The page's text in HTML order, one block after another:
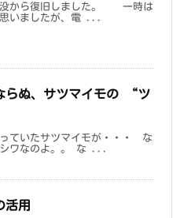
没から復旧しました。 一時は
思いましたが、電 ...
らぬ、サツマイモの “ツ
ていたサツマイモが・・・ な
シワなのよ。。 な ...
活用